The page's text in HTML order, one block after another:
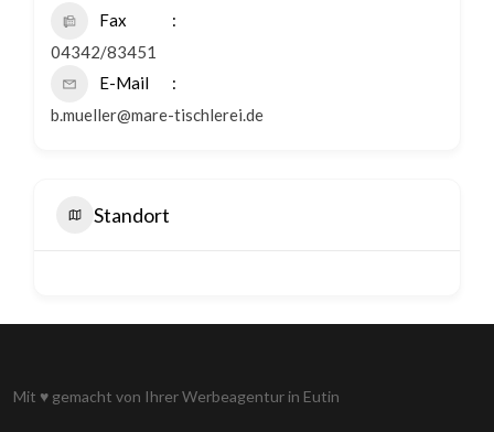
Fax
04342/83451
E-Mail
b.mueller@mare-tischlerei.de
Standort
Mit ♥ gemacht von IhrerWerbeagentur in Eutin